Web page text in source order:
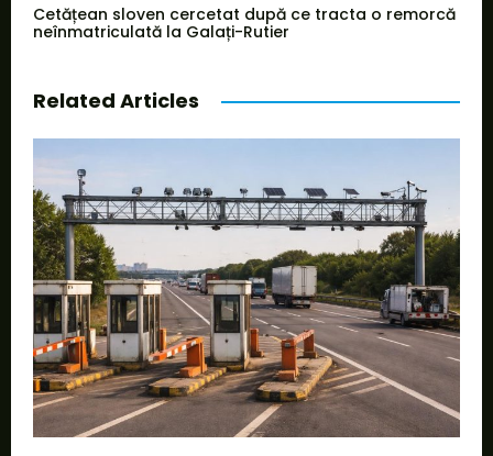
Cetățean sloven cercetat după ce tracta o remorcă
neînmatriculată la Galați-Rutier
Related Articles